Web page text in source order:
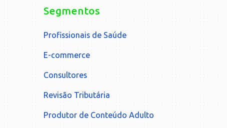
Segmentos
Profissionais de Saúde
E-commerce
Consultores
Revisão Tributária
Produtor de Conteúdo Adulto